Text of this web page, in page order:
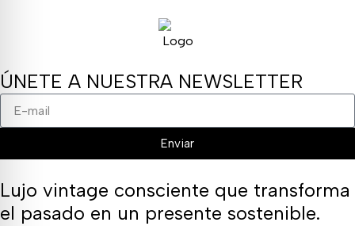
ÚNETE A NUESTRA NEWSLETTER
Enviar
Lujo vintage consciente que transforma
el pasado en un presente sostenible.